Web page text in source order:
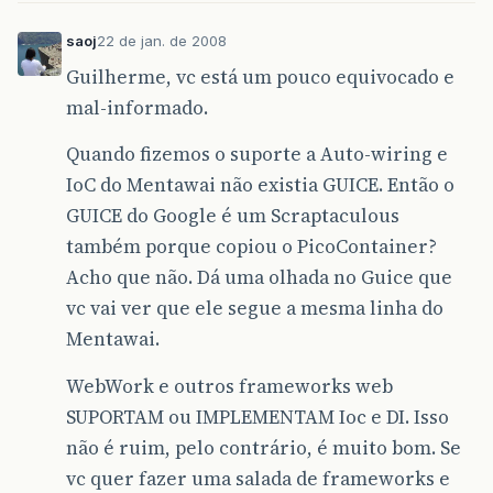
saoj22 de jan. de 2008
Guilherme, vc está um pouco equivocado e
mal-informado.
Quando fizemos o suporte a Auto-wiring e
IoC do Mentawai não existia GUICE. Então o
GUICE do Google é um Scraptaculous
também porque copiou o PicoContainer?
Acho que não. Dá uma olhada no Guice que
vc vai ver que ele segue a mesma linha do
Mentawai.
WebWork e outros frameworks web
SUPORTAM ou IMPLEMENTAM Ioc e DI. Isso
não é ruim, pelo contrário, é muito bom. Se
vc quer fazer uma salada de frameworks e